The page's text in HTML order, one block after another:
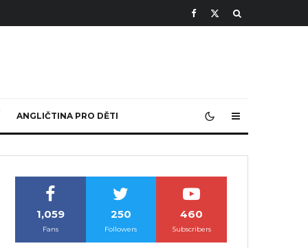
ANGLIČTINA PRO DĚTI
1,059
Fans
250
Followers
460
Subscribers